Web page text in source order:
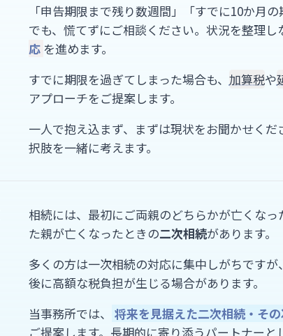
「申告期限まで残り数週間」「すでに10か月
でも、慌てずにご相談ください。状況を整理し
応 を進めます。
すでに期限を過ぎてしまった場合も、 加算税や
アプローチをご提案します。
一人で抱え込まず、まずは現状をお聞かせく
択肢を一緒に考えます。
相続には、最初にご両親のどちらかが亡くなっ
た親が亡くなったときの二次相続があります。
多くの方は一次相続の対応に集中しがちですが
後に高額な税負担が生じる場合があります。
当事務所では、
将来を見据えた二次相続・そ
ご提案します。長期的に寄り添うパートナーと